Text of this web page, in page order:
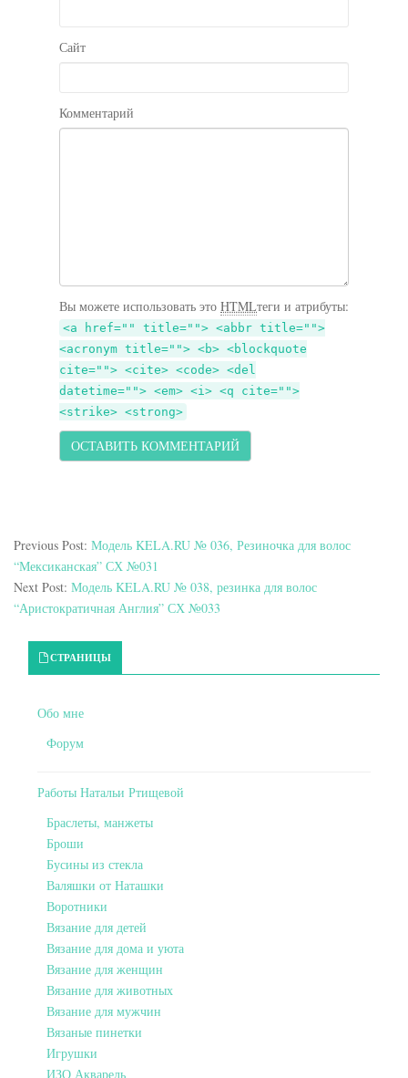
Сайт
Комментарий
Вы можете использовать это HTMLтеги и атрибуты:
<a href="" title=""> <abbr title="">
<acronym title=""> <b> <blockquote
cite=""> <cite> <code> <del
datetime=""> <em> <i> <q cite="">
<strike> <strong>
Previous Post: Модель KELA.RU № 036, Резиночка для волос
“Мексиканская” СХ №031
Next Post: Модель KELA.RU № 038, резинка для волос
“Аристократичная Англия” СХ №033
Primary Sidebar
СТРАНИЦЫ
Обо мне
Форум
Работы Натальи Ртищевой
Браслеты, манжеты
Броши
Бусины из стекла
Валяшки от Наташки
Воротники
Вязание для детей
Вязание для дома и уюта
Вязание для женщин
Вязание для животных
Вязание для мужчин
Вязаные пинетки
Игрушки
ИЗО Акварель